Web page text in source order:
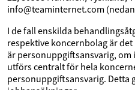
info@teaminternet.com
I de fall enskilda
respektive koncernbolag är
är personuppgiftsansvarig,
utförs centralt för hela
personuppgiftsansvarig. Detta